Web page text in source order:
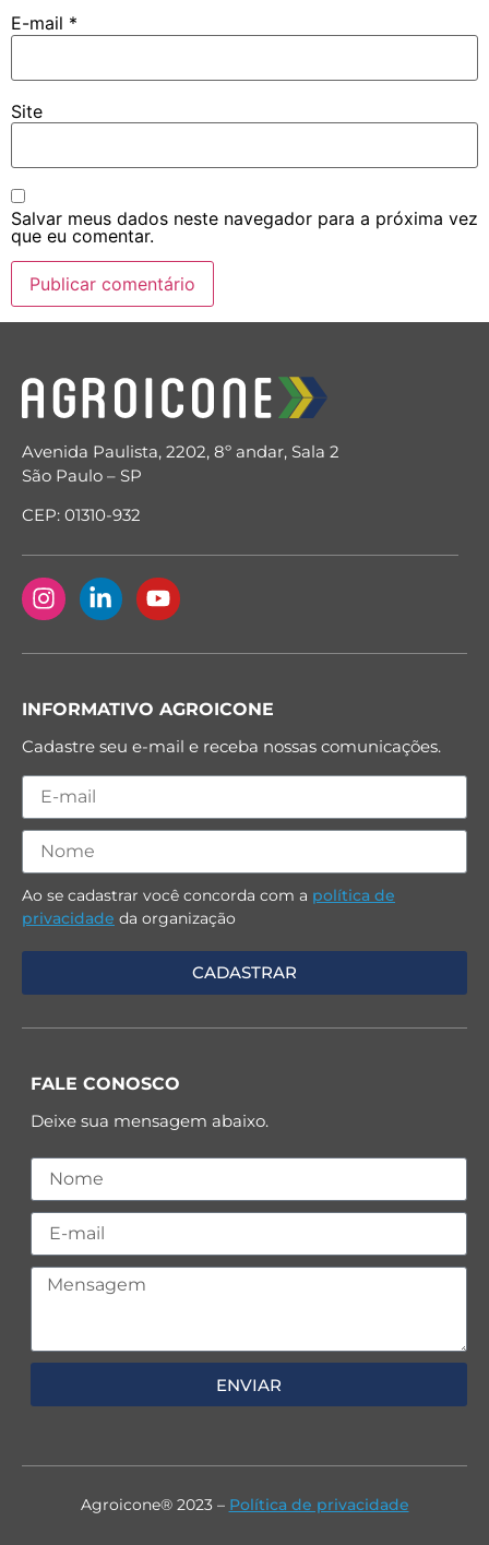
E-mail *
Site
Salvar meus dados neste navegador para a próxima vez
que eu comentar.
Avenida Paulista, 2202, 8º andar, Sala 2
São Paulo – SP
CEP: 01310-932
INFORMATIVO AGROICONE
Cadastre seu e-mail e receba nossas comunicações.
Ao se cadastrar você concorda com a política de
privacidade da organização
FALE CONOSCO
Deixe sua mensagem abaixo.
ENVIAR
Agroicone® 2023 – Política de privacidade